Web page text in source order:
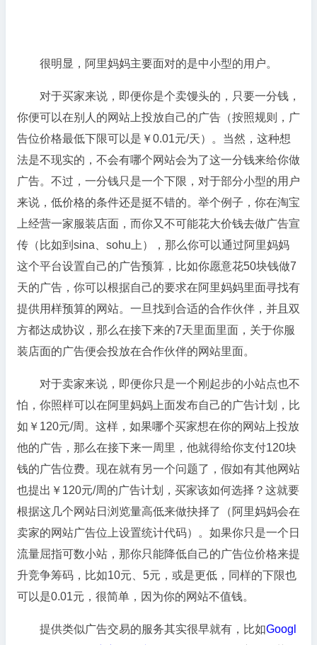
很明显，阿里妈妈主要面对的是中小型的用户。
对于买家来说，即便你是个卖馒头的，只要一分钱，
你便可以在别人的网站上投放自己的广告（按照规则，广
告位价格最低下限可以是￥0.01元/天）。当然，这种想
法是不现实的，不会有哪个网站会为了这一分钱来给你做
广告。不过，一分钱只是一个下限，对于部分小型的用户
来说，低价格的条件还是挺不错的。举个例子，你在淘宝
上经营一家服装店面，而你又不可能花大价钱去做广告宣
传（比如到sina、sohu上），那么你可以通过阿里妈妈
这个平台设置自己的广告预算，比如你愿意花50块钱做7
天的广告，你可以根据自己的要求在阿里妈妈里面寻找有
提供用样预算的网站。一旦找到合适的合作伙伴，并且双
方都达成协议，那么在接下来的7天里面里面，关于你服
装店面的广告便会投放在合作伙伴的网站里面。
对于卖家来说，即便你只是一个刚起步的小站点也不
怕，你照样可以在阿里妈妈上面发布自己的广告计划，比
如￥120元/周。这样，如果哪个买家想在你的网站上投放
他的广告，那么在接下来一周里，他就得给你支付120块
钱的广告位费。现在就有另一个问题了，假如有其他网站
也提出￥120元/周的广告计划，买家该如何选择？这就要
根据这几个网站日浏览量高低来做抉择了（阿里妈妈会在
卖家的网站广告位上设置统计代码）。如果你只是一个日
流量屈指可数小站，那你只能降低自己的广告位价格来提
升竞争筹码，比如10元、5元，或是更低，同样的下限也
可以是0.01元，很简单，因为你的网站不值钱。
提供类似广告交易的服务其实很早就有，比如Googl